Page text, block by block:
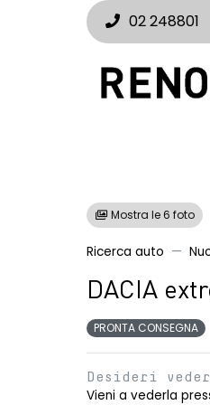
02 248801
Mostra le 6 foto
Ricerca auto
DACIA
PRONTA CONSEGNA
Desideri
Vieni a vederla